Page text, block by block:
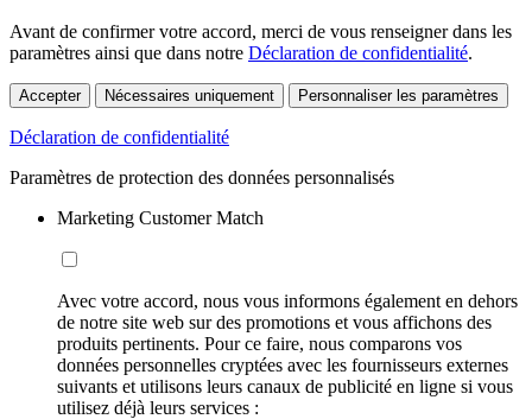
Avant de confirmer votre accord, merci de vous renseigner dans les
paramètres ainsi que dans notre Déclaration de confidentialité.
Accepter Nécessaires uniquement Personnaliser les paramètres
Déclaration de confidentialité
Paramètres de protection des données personnalisés
Marketing Customer Match
Avec votre accord, nous vous informons également en dehors
de notre site web sur des promotions et vous affichons des
produits pertinents. Pour ce faire, nous comparons vos
données personnelles cryptées avec les fournisseurs externes
suivants et utilisons leurs canaux de publicité en ligne si vous
utilisez déjà leurs services :